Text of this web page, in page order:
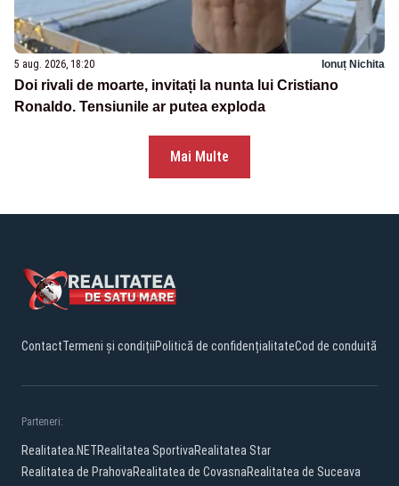
5 aug. 2026, 18:20 Ionuț Nichita
Doi rivali de moarte, invitați la nunta lui Cristiano
Ronaldo. Tensiunile ar putea exploda
Mai Multe
ContactTermeni și condițiiPolitică de confidențialitateCod de conduită
Parteneri:
Realitatea.NETRealitatea SportivaRealitatea Star
Realitatea de PrahovaRealitatea de CovasnaRealitatea de Suceava